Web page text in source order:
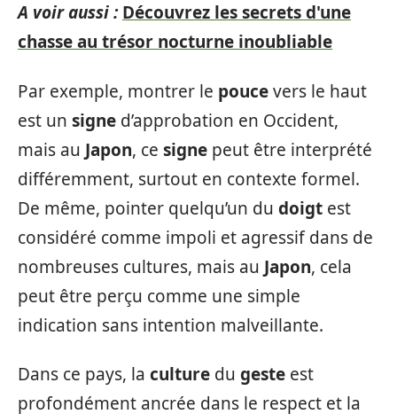
A voir aussi : Découvrez les secrets d'une
chasse au trésor nocturne inoubliable
Par exemple, montrer le poucevers le haut
est un signe d’approbation en Occident,
mais au Japon, ce signe peut être interprété
différemment, surtout en contexte formel.
De même, pointer quelqu’un du doigt est
considéré comme impoli et agressif dans de
nombreuses cultures, mais au Japon, cela
peut être perçu comme une simple
indication sans intention malveillante.
Dans ce pays, la culture du geste est
profondément ancrée dans le respect et la